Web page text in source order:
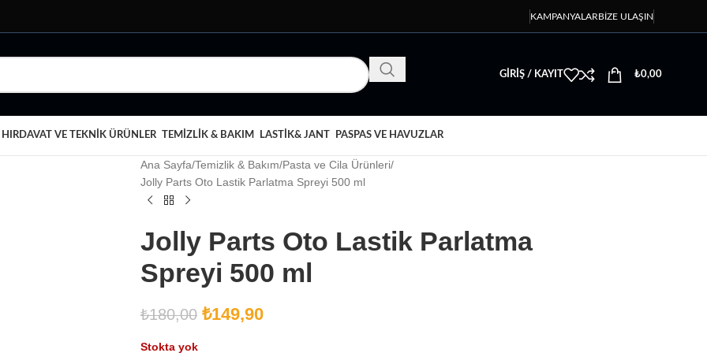
KAMPANYALARBIZE ULAŞIN
GIRIŞ / KAYIT ₺0,00
HIRDAVAT VE TEKNIK ÜRÜNLER TEMIZLIK & BAKIM LASTIK& JANT PASPAS VE HAVUZLAR
Ana Sayfa Temizlik & Bakım Pasta ve Cila Ürünleri
Jolly Parts Oto Lastik Parlatma Spreyi 500 ml
Jolly Parts Oto Lastik Parlatma
Spreyi 500 ml
₺180,00 ₺149,90
Stokta yok